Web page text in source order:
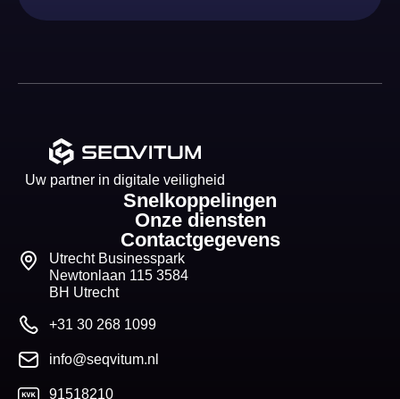
Uw partner in digitale veiligheid
Snelkoppelingen
Onze diensten
Contactgegevens
Utrecht Businesspark
Newtonlaan 115 3584
BH Utrecht
+31 30 268 1099
info@seqvitum.nl
91518210